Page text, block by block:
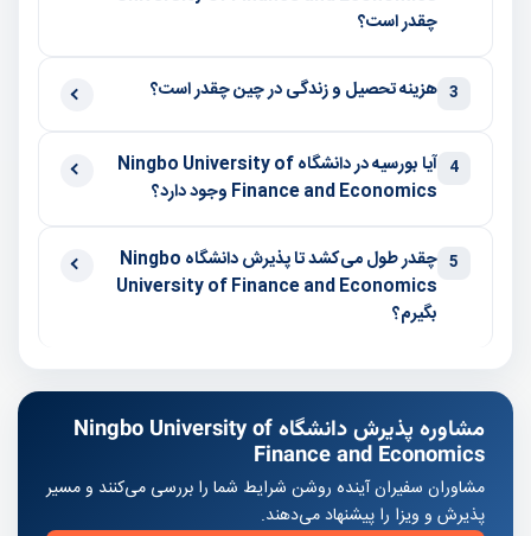
چقدر است؟
3 هزینه تحصیل و زندگی در چین چقدر است؟
4
آیا بورسیه در دانشگاه Ningbo University of
Finance and Economics وجود دارد؟
5
چقدر طول می‌کشد تا پذیرش دانشگاه Ningbo
University of Finance and Economics
بگیرم؟
مشاوره پذیرش دانشگاه Ningbo University of
Finance and Economics
مشاوران سفیران آینده روشن شرایط شما را بررسی می‌کنند و مسیر
پذیرش و ویزا را پیشنهاد می‌دهند.